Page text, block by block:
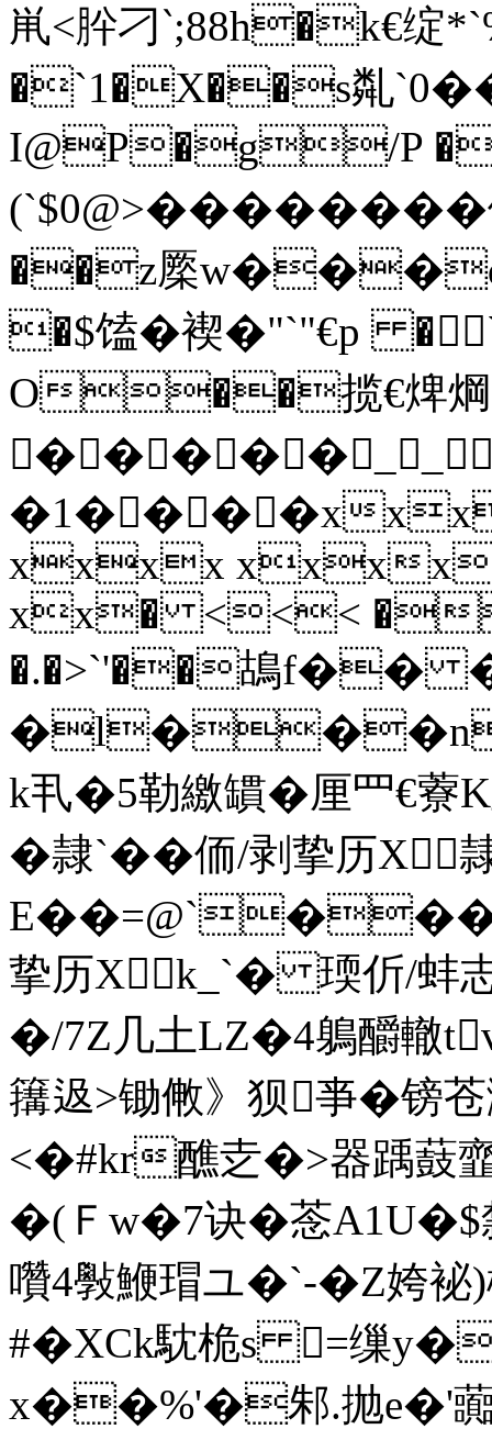
鼡<肸刁‵;88h�k€
�`1�X��s亃
I@P�g/P
(`$0@>����
��z橜w���d
�$馌 �褉�"`"€p
O��揽€焷焵�
�1����x
xxxx xxx
xx� <<<
�.�>`'��鴣f��
k丮�5勒繳罆�厘罒€藔
�隷`� �侕/剥挚历X
挚历Xk_`� 瑌伒/蚌
�/7Z几土LZ�4鵢釂轍
簼﨤>锄敒》狈亊�镑苍
<�#kr醮赱�>器踽薣
�(Ｆw�7诀�菍
囋4斅鯾瑁ユ�`-�Z姱
#� XCk馾桅s =缫
x��%'�邾.抛e�'虈+